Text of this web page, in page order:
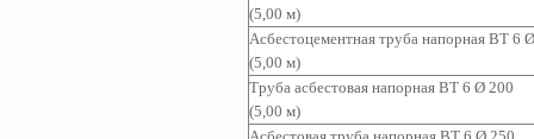
(5,00 м)
Асбестоцементная труба напорная ВТ 6
(5,00 м)
Труба асбестовая напорная ВТ 6 Ø 200
(5,00 м)